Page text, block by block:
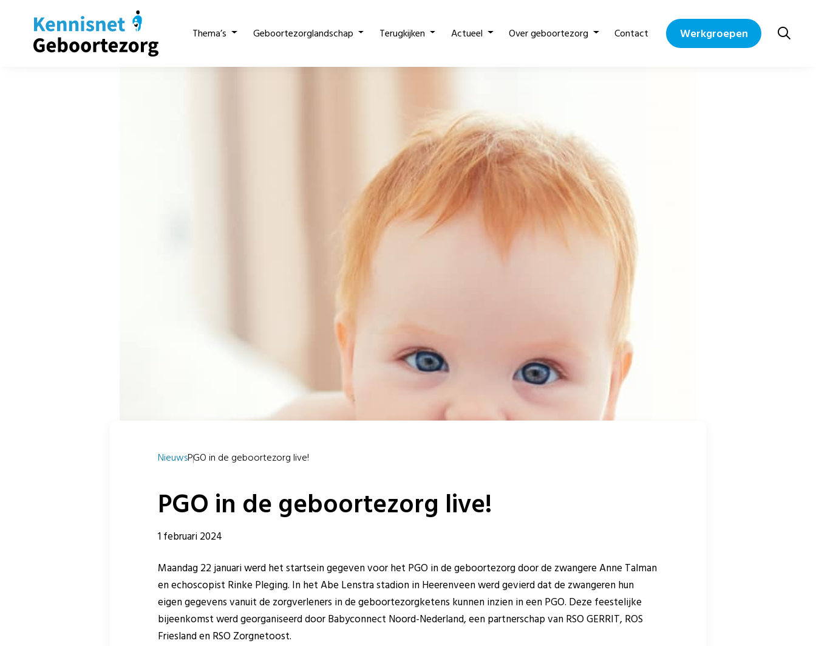
Thema’s Geboortezorglandschap Terugkijken Actueel Over geboortezorg Contact Werkgroepen
NieuwsPGO in de geboortezorg live!
PGO in de geboortezorg live!
1 februari 2024
Maandag 22 januari werd het startsein gegeven voor het PGO in de geboortezorg door de zwangere Anne Talman
en echoscopist Rinke Pleging. In het Abe Lenstra stadion in Heerenveen werd gevierd dat de zwangeren hun
eigen gegevens vanuit de zorgverleners in de geboortezorgketens kunnen inzien in een PGO. Deze feestelijke
bijeenkomst werd georganiseerd door Babyconnect Noord-Nederland, een partnerschap van RSO GERRIT, ROS
Friesland en RSO Zorgnetoost.